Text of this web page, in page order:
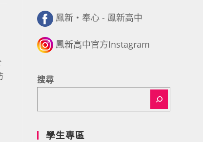
鳳新・奉心 - 鳳新高中
鳳新高中官方Instagram
搜尋
學生專區